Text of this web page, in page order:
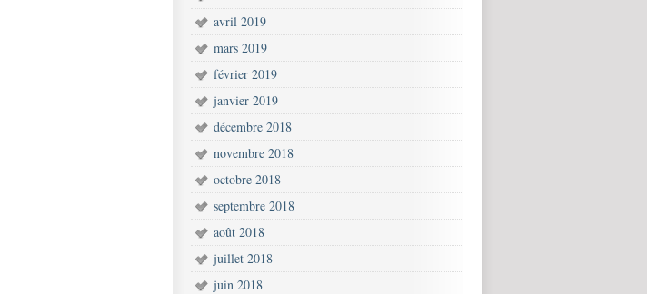
avril 2019
mars 2019
février 2019
janvier 2019
décembre 2018
novembre 2018
octobre 2018
septembre 2018
août 2018
juillet 2018
juin 2018